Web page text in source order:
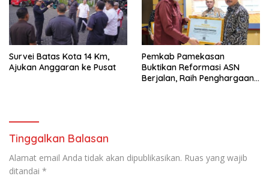
Survei Batas Kota 14 Km,
Ajukan Anggaran ke Pusat
Pemkab Pamekasan
Buktikan Reformasi ASN
Berjalan, Raih Penghargaan
Tinggalkan Balasan
Alamat email Anda tidak akan dipublikasikan. Ruas yang wajib
ditandai *